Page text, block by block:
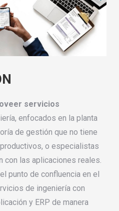
servicios
enfocados en la planta
de gestión que no tiene
o especialistas
con las aplicaciones reales.
punto de confluencia en el
de ingeniería con
y ERP de manera